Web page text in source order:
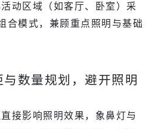
动区域（如客厅、卧室）采
模式，兼顾重点照明与基础
数量规划，避开照明
接影响照明效果，象鼻灯与